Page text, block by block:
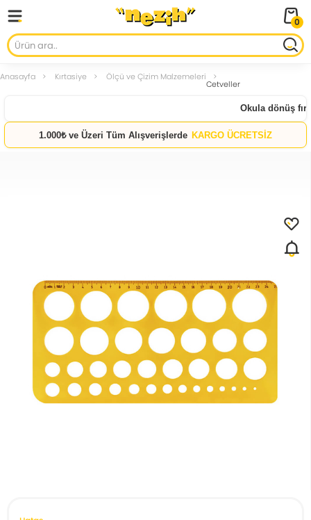
0
Anasayfa Kırtasiye Ölçü ve Çizim Malzemeleri
Cetveller
Okula dönüş
1.000₺ ve Üzeri Tüm Alışverişlerde KARGO ÜCRETSİZ